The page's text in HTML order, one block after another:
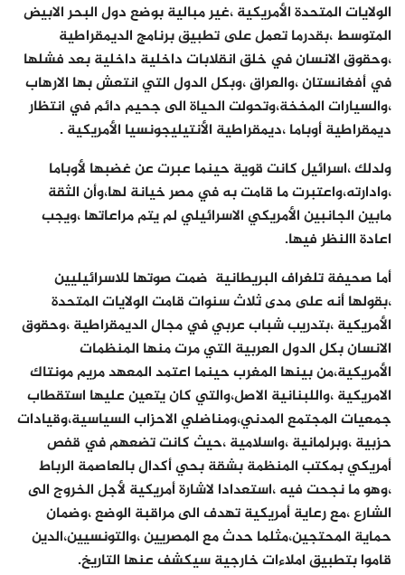
الولايات المتحدة الأمريكية ،غير مبالية بوضع دول البحر الابيض
المتوسط ،بقدرما تعمل على تطبيق برنامج الديمقراطية
،وحقوق الانسان في خلق انقلابات داخلية داخلية بعد فشلها
في أفغانستان ،والعراق ،وبكل الدول التي انتعش بها الارهاب
،والسيارات المخخة،وتحولت الحياة الى جحيم دائم في انتظار
ديمقراطية أوباما ،ديمقراطية الأنتيليجونسيا الأمريكية .
ولدلك ،اسرائيل كانت قوية حينما عبرت عن غضبها لأوباما
،وادارته،واعتبرت ما قامت به في مصر خيانة لها،وأن الثقة
مابين الجانبين الأمريكي الاسرائيلي لم يتم مراعاتها ،ويجب
اعادة االنظر فيها.
أما صحيفة تلغراف البريطانية ضمت صوتها للاسرائيليين
،بقولها أنه على مدى ثلاث سنوات قامت الولايات المتحدة
الأمريكية ،بتدريب شباب عربي في مجال الديمقراطية ،وحقوق
الانسان بكل الدول العربية التي مرت منها المنظمات
الأمريكية،من بينها المغرب حينما اعتمد المعهد مريم مونتاك
الامريكية ،واللبنانية الاصل،والتي كان يتعين عليها استقطاب
جمعيات المجتمع المدني،ومناضلي الاحزاب السياسية،وقيادات
حزبية ،وبرلمانية ،واسلامية ،حيث كانت تضعهم في قفص
أمريكي بمكتب المنظمة بشقة بحي أكدال بالعاصمة الرباط
،وهو ما نجحت فيه ،استعدادا لاشارة أمريكية لأجل الخروج الى
الشارع ،مع رعاية أمريكية تهدف الى مراقبة الوضع ،وضمان
حماية المحتجين،مثلما حدث مع المصريين ،والتونسيين،الدين
قاموا بتطبيق املاءات خارجية سيكشف عنها التاريخ.